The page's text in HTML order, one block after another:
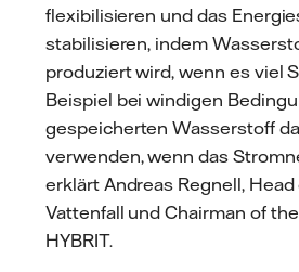
flexibilisieren und das
stabilisieren, indem
produziert wird, wenn es viel
Beispiel bei windigen
gespeicherten Wasserstoff
verwenden, wenn das
erklärt Andreas Regnell,
Vattenfall und Chairman of
HYBRIT.